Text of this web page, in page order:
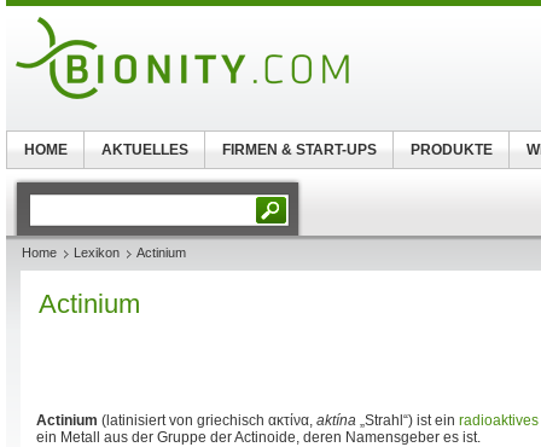
Home Lexikon Actinium
Actinium
Actinium (latinisiert von griechisch ακτίνα, aktína „Strahl“) ist ein radioaktives
ein Metall aus der Gruppe der Actinoide, deren Namensgeber es ist.
HOME AKTUELLES FIRMEN & START-UPS PRODUKTE